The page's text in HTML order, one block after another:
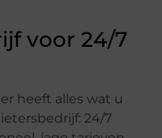
voor 24/7
heeft alles wat u
24/7